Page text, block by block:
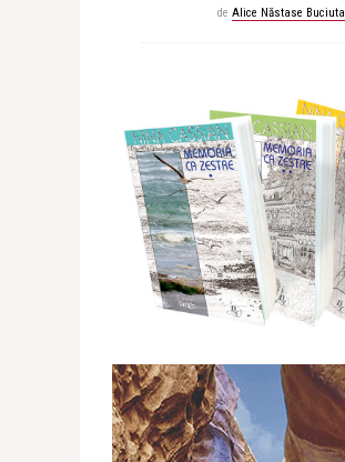
de Alice Năstase Buciuta